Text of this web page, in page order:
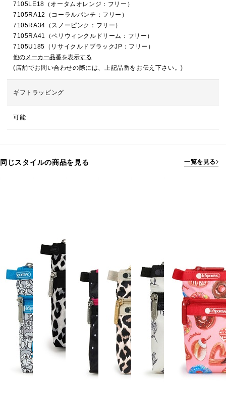
7105LE18（オータムオレンジ：フリー）
7105RA12（コーラルパンチ：フリー）
7105RA34（スノーピンク：フリー）
7105RA41（ペリウィンクルドリーム：フリー）
7105U185（リサイクルドブラックJP：フリー）
他のメーカー品番を表示する
(店舗でお問い合わせの際には、上記品番をお伝え下さい。)
ギフトラッピング
可能
同じスタイルの商品を見る 一覧を見る